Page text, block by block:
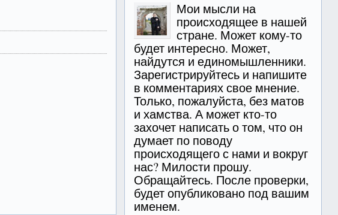
Мои мысли на
происходящее в нашей
стране. Может кому-то
будет интересно. Может,
найдутся и единомышленники.
Зарегистрируйтесь и напишите
в комментариях свое мнение.
Только, пожалуйста, без матов
и хамства. А может кто-то
захочет написать о том, что он
думает по поводу
происходящего с нами и вокруг
нас? Милости прошу.
Обращайтесь. После проверки,
будет опубликовано под вашим
именем.